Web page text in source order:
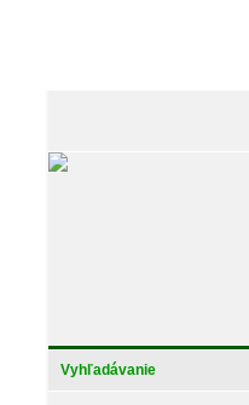
Vyhľadávanie